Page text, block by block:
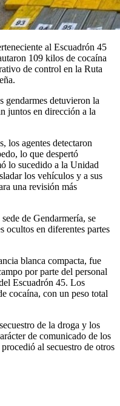
al Escuadrón 45
109 kilos de cocaína
de control en la Ruta
gendarmes detuvieron la
juntos en dirección a la
los agentes detectaron
lo que despertó
lo sucedido a la Unidad
los vehículos y a sus
una revisión más
de Gendarmería, se
ocultos en diferentes partes
blanca compacta, fue
por parte del personal
Escuadrón 45. Los
cocaína, con un peso total
de la droga y los
de comunicado de los
al secuestro de otros